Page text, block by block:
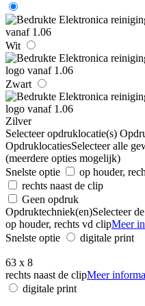
Wit
Zwart
Zilver
Selecteer opdruklocatie(s)
OpdruklocatiesSelecteer alle
(meerdere opties mogelijk)
Snelste optie
op houder,
rechts naast de clip
Geen opdruk
Opdruktechniek(en)Selecteer
op houder, rechts vd clipMeer
Snelste optie
digitale print
63 x 8
rechts naast de clipMeer
digitale print